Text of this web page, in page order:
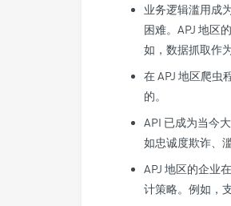
业务逻辑滥用成
困难。APJ 地区
如，数据抓取作
在 APJ 地区爬虫
的。
API 已成为当今
如忠诚度欺诈、
APJ 地区的企业
计策略。例如，